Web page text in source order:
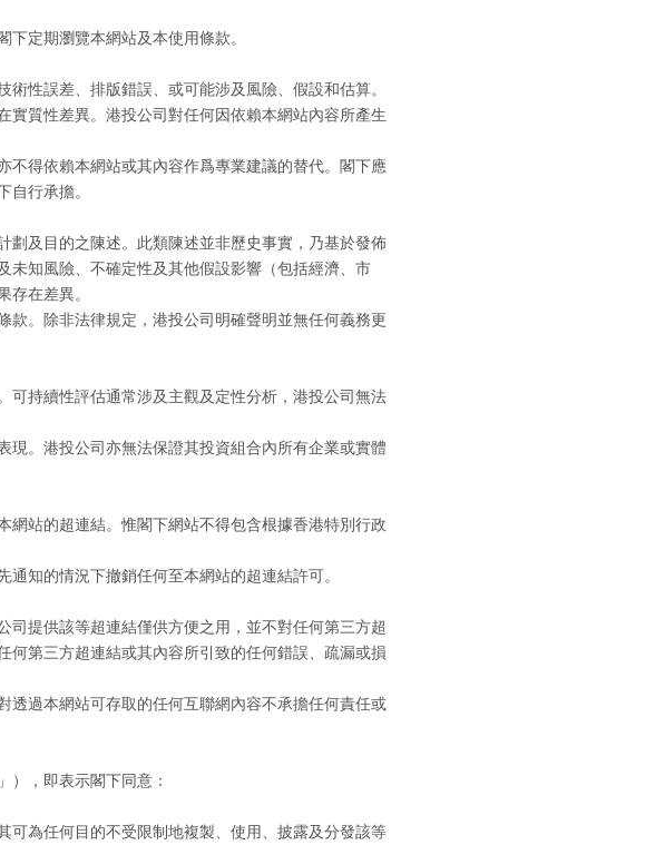
定期瀏覽本網站及本使用條款。
性誤差、排版錯誤、或可能涉及風險、假設和估算。
質性差異。港投公司對任何因依賴本網站內容所產生
得依賴本網站或其內容作爲專業建議的替代。閣下應
行承擔。
及目的之陳述。此類陳述並非歷史事實，乃基於發佈
知風險、不確定性及其他假設影響（包括經濟、市
在差異。
。除非法律規定，港投公司明確聲明並無任何義務更
持續性評估通常涉及主觀及定性分析，港投公司無法
。港投公司亦無法保證其投資組合內所有企業或實體
站的超連結。惟閣下網站不得包含根據香港特別行政
知的情況下撤銷任何至本網站的超連結許可。
提供該等超連結僅供方便之用，並不對任何第三方超
第三方超連結或其內容所引致的任何錯誤、疏漏或損
過本網站可存取的任何互聯網內容不承擔任何責任或
，即表示閣下同意：
為任何目的不受限制地複製、使用、披露及分發該等